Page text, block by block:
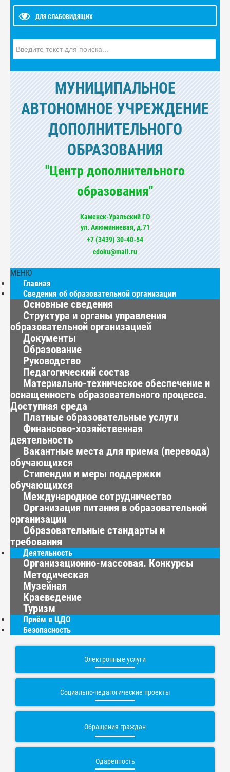
ДЛЯ СЛАБОВИДЯЩИХ
МУНИЦИПАЛЬНОЕ
АВТОНОМНОЕ УЧРЕЖДЕНИЕ
ДОПОЛНИТЕЛЬНОГО
ОБРАЗОВАНИЯ
"Центр дополнительного
образования"
Каменск-Уральский ГО
ул. Алюминиевая, д.71
+7 (3439) 30-40-54
cdoku@mail.ru
МЕНЮ
Главная
Сведения об образовательной организации
Основные сведения
Структура и органы управления
образовательной организацией
Документы
Образование
Руководство
Педагогический состав
Материально-техническое обеспечение и
оснащенность образовательного процесса.
Доступная среда
Платные образовательные услуги
Финансово-хозяйственная
деятельность
Вакантные места для приема (перевода)
обучающихся
Стипендии и меры поддержки
обучающихся
Международное сотрудничество
Организация питания в образовательной
организации
Образовательные стандарты и
требования
Деятельность
Организационно-массовая. Конкурсы
Методическая
Музейная
Краеведение
Туризм
Приём в ЦДО
Безопасность
Электронные услуги
Социально-педагогические проекты
Обращения граждан
Одаренность